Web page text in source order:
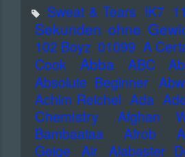
Sweat & Tears !K7
Sekunden ohne
102 Boyz 01099 A
Cook
Abba ABC
Absolute Beginner
Achim Reichel Ada
Chemistry
Afghan
Bambaataa
Afrob
Geige
Air Alabaster